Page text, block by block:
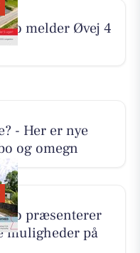
melder Øvej 4
- Her er nye
og omegn
præsenterer
muligheder på